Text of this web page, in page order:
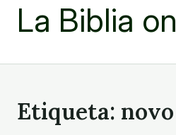
La Biblia
Etiqueta: novo